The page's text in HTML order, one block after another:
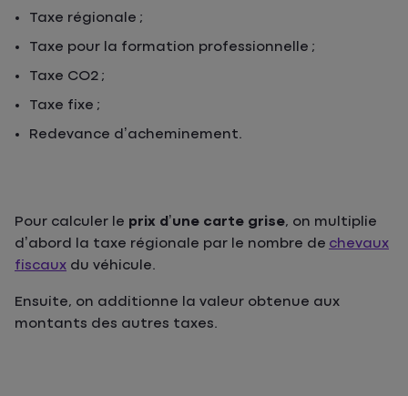
Taxe régionale ;
Taxe pour la formation professionnelle ;
Taxe CO2 ;
Taxe fixe ;
Redevance d’acheminement.
Pour calculer le prix d’une carte grise, on multiplie
d’abord la taxe régionale par le nombre de chevaux
fiscaux du véhicule.
Ensuite, on additionne la valeur obtenue aux
montants des autres taxes.